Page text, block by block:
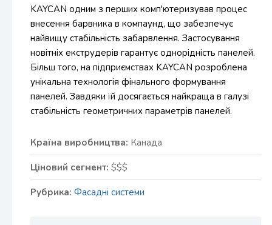
KAYCAN одним з перших комп'ютеризував процес
внесення барвника в компаунд, що забезпечує
найвищу стабільність забарвлення. Застосування
новітніх екструдерів гарантує однорідність панелей.
Більш того, на підприємствах KAYCAN розроблена
унікальна технологія фінального формування
панелей. Завдяки їй досягається найкраща в галузі
стабільність геометричних параметрів панелей.
Країна виробництва: Канада
Ціновий сегмент: $$$
Рубрика: Фасадні системи